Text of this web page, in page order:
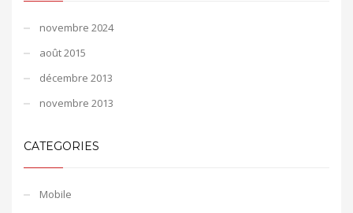
novembre 2024
août 2015
décembre 2013
novembre 2013
CATEGORIES
Mobile